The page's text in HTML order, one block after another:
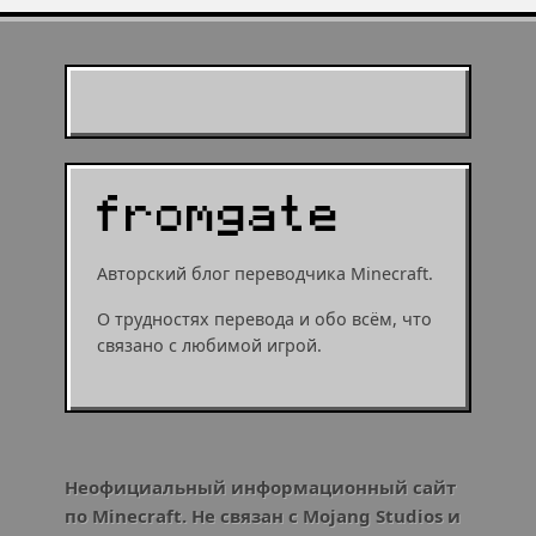
Авторский блог переводчика Minecraft.
О трудностях перевода и обо всём, что
связано с любимой игрой.
муушрумом или мушрумом
Неофициальный информационный сайт
по Minecraft. Не связан с Mojang Studios и